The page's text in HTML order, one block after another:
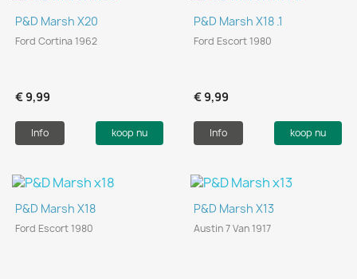
P&D Marsh X20
Ford Cortina 1962
€ 9,99
Info koop nu
P&D Marsh X18 .1
Ford Escort 1980
€ 9,99
Info koop nu
P&D Marsh X18
Ford Escort 1980
P&D Marsh X13
Austin 7 Van 1917